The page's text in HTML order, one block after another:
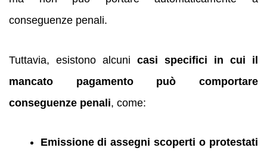
conseguenze penali.
Tuttavia, esistono alcuni casi specifici in cui il
mancato pagamento può comportare
conseguenze penali, come:
Emissione di assegni scoperti o protestati